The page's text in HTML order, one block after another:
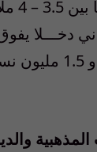
محافظة